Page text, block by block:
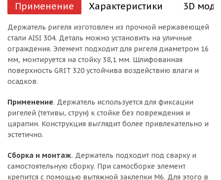
Применение Характеристики 3D
Держатель ригеля изготовлен из прочной нержавеющей
стали AISI 304. Деталь можно установить на уличные
ограждения. Элемент подходит для ригеля диаметром 16
мм, монтируется на стойку 38,1 мм. Шлифованная
поверхность GRIT 320 устойчива воздействию влаги и
осадков.
Применение. Держатель используется для фиксации
ригелей (тетивы, струн) к стойке без повреждения и
царапин. Конструкция выглядит более привлекательно и
эстетично.
Сборка и монтаж. Держатель подходит под сварку и
самостоятельную сборку. При самосборке элемент
крепится с помощью вытяжной заклепки М6. Для этого в